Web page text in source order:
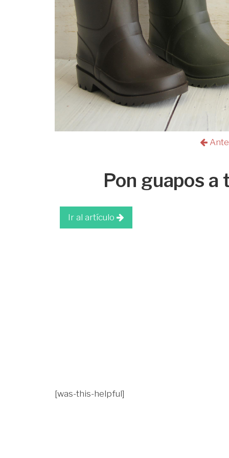
Pon guapos a
Ir al artículo
[was-this-helpful]